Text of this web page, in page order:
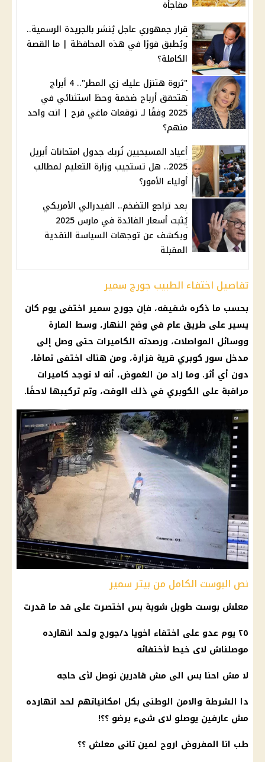
مفاجأة
قرار جمهوري عاجل يُنشر بالجريدة الرسمية..
ويُطبق فورًا في هذه المحافظة | ما القصة
الكاملة؟
"ثروة هتنزل عليك زي المطر".. 4 أبراج
هتحقق أرباح ضخمة وحظ استثنائي في
2025 وفقًا لـ توقعات ماغي فرح | انت واحد
منهم؟
أعياد المسيحيين تُربك جدول امتحانات أبريل
2025.. هل تستجيب وزارة التعليم لمطالب
أولياء الأمور؟
بعد تراجع التضخم.. الفيدرالي الأمريكي
يُثبت أسعار الفائدة في مارس 2025
ويكشف عن توجهات السياسة النقدية
المقبلة
تفاصيل اختفاء الطبيب جورج سمير
بحسب ما ذكره شقيقه، فإن جورج سميراختفى يوم كان
يسير على طريق عام في وضح النهار، وسط المارة
ووسائل المواصلات، ورصدته الكاميرات حتى وصل إلى
مدخل سور كوبري قرية فزارة، ومن هناك اختفى تمامًا،
دون أي أثر. وما زاد من الغموض، أنه لا توجد كاميرات
مراقبة على الكوبري في ذلك الوقت، وتم تركيبها لاحقًا.
نص البوست الكامل من بيتر سمير
معلش بوست طويل شوية بس اختصرت على قد ما قدرت
٢٥ يوم عدو على اختفاء اخويا د/جورج ولحد انهارده
موصلناش لاى خيط لأختفائه
لا مش احنا بس الى مش قادرين نوصل لأى حاجه
دا الشرطة والامن الوطنى بكل امكانياتهم لحد انهارده
مش عارفين يوصلو لاى شىء برضو ؟؟!
طب انا المفروض اروح لمين تانى معلش ؟؟